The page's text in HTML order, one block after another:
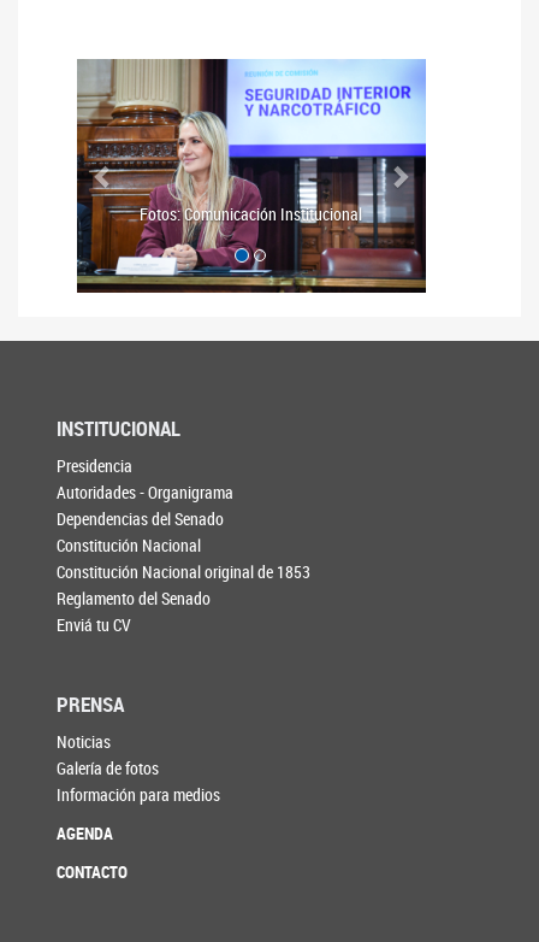
Fotos: Comunicación Institucional
Anterior Siguiente
INSTITUCIONAL
Presidencia
Autoridades - Organigrama
Dependencias del Senado
Constitución Nacional
Constitución Nacional original de 1853
Reglamento del Senado
Enviá tu CV
PRENSA
Noticias
Galería de fotos
Información para medios
AGENDA
CONTACTO